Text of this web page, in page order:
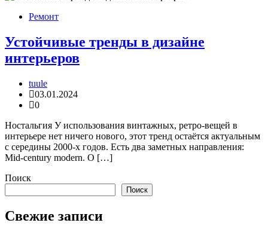
Ремонт
Устойчивые тренды в дизайне
интерьеров
tuule
03.01.2024
0
Ностальгия У использования винтажных, ретро-вещей в
интерьере нет ничего нового, этот тренд остаётся актуальным
с середины 2000-х годов. Есть два заметных направления:
Mid-century modern. О […]
Поиск
Поиск
Свежие записи